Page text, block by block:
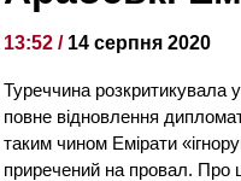
13:52 / 14 серпня 2020
Туреччина розкритикувала
повне відновлення
таким чином Емірати
приречений на провал. Про